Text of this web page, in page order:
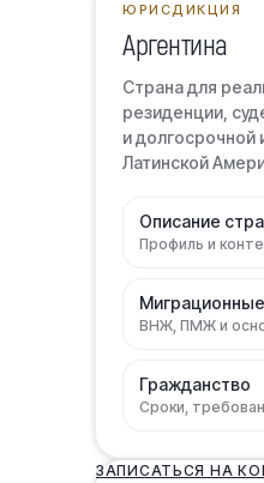
ЮРИСДИКЦИЯ
Аргентина
Страна для
резиденции,
и долгосрочной
Латинской
Описание
Профиль и
ВНЖ, ПМЖ и
Гражданство
Сроки,
ЗАПИСАТЬСЯ НА